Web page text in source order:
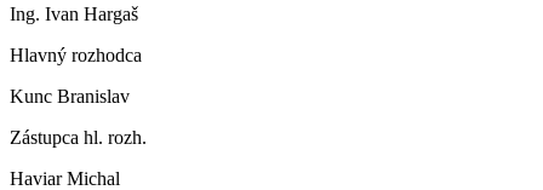
Ing. Ivan Hargaš
Hlavný rozhodca
Kunc Branislav
Zástupca hl. rozh.
Haviar Michal